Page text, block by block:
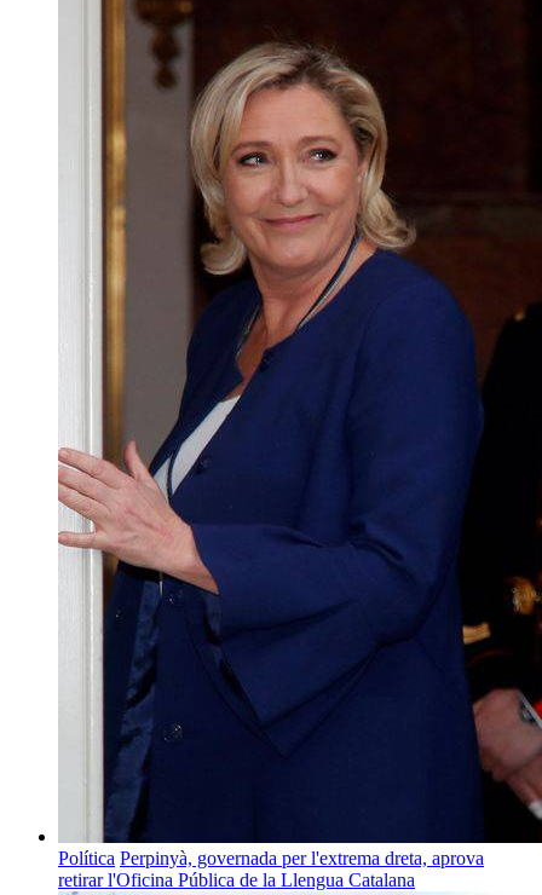
Política Perpinyà, governada per l'extrema dreta, aprova
retirar l'Oficina Pública de la Llengua Catalana